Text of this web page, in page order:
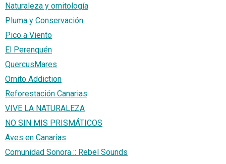
Naturaleza y ornitología
Pluma y Conservación
Pico a Viento
El Perenquén
QuercusMares
Ornito Addiction
Reforestación Canarias
VIVE LA NATURALEZA
NO SIN MIS PRISMÁTICOS
Aves en Canarias
Comunidad Sonora :: Rebel Sounds